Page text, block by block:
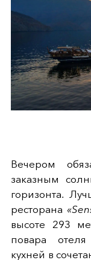
Вечером
заказным
горизонта.
ресторана
высоте 293
повара
кухней в